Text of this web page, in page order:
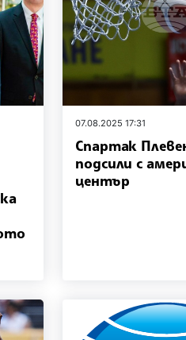
07.08.2025 17:31
Спартак
подсили с
център